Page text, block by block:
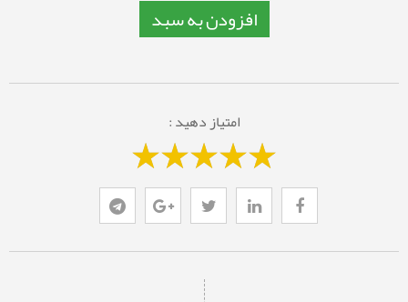
افزودن به سبد
امتیاز دهید :